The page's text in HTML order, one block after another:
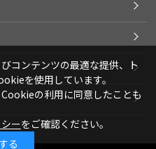
コンテンツの最適な提供、ト
を使用しています。
の利用に同意したことも
ーをご確認ください。
る